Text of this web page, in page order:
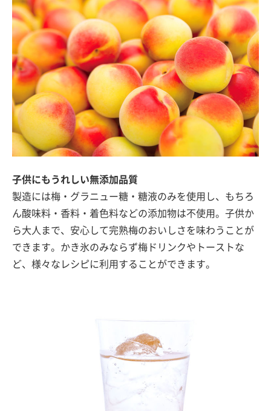
子供にもうれしい無添加品質
製造には梅・グラニュー糖・糖液のみを使用し、もちろ
ん酸味料・香料・着色料などの添加物は不使用。子供か
ら大人まで、安心して完熟梅のおいしさを味わうことが
できます。かき氷のみならず梅ドリンクやトーストな
ど、様々なレシピに利用することができます。